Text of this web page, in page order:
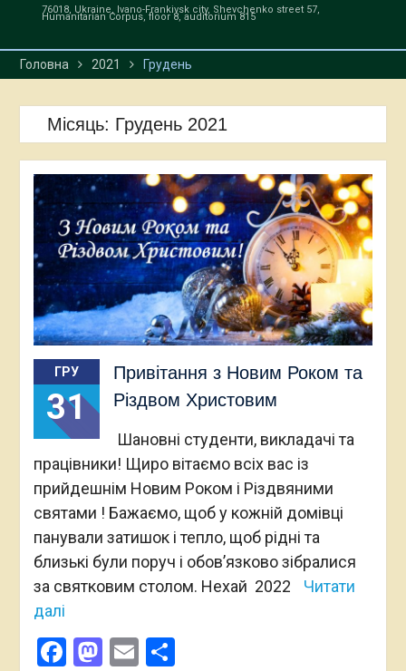
продукт
76018, Ukraine, Ivano-Frankivsk city, Shevchenko street 57,
Humanitarian Corpus, floor 8, auditorium 815
Головна 2021 Грудень
Місяць: Грудень 2021
ГРУ
31
Привітання з Новим Роком та
Різдвом Христовим
Шановні студенти, викладачі та
працівники! Щиро вітаємо всіх вас із
прийдешнім Новим Роком і Різдвяними
святами ! Бажаємо, щоб у кожній домівці
панували затишок і тепло, щоб рідні та
близькі були поруч і обов’язково зібралися
за святковим столом. Нехай 2022
Читати
далі
Facebook
Mastodon
EmailПоділитися